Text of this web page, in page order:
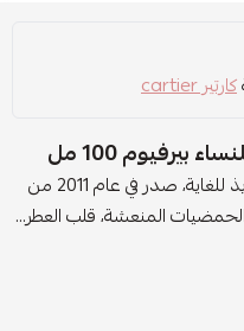
كارتير cartier
بايسر فول-Baiser Vole، عطر نسائي لذيذ للغاية، صدر في عام 2011 من
المنعشة، قلب العطر...